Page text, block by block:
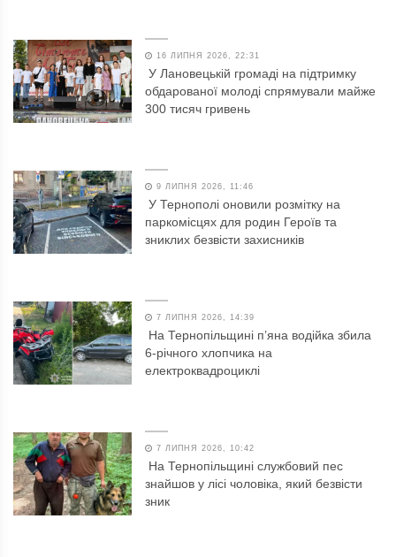
16 ЛИПНЯ 2026, 22:31
У Лановецькій громаді на підтримку
обдарованої молоді спрямували майже
300 тисяч гривень
9 ЛИПНЯ 2026, 11:46
У Тернополі оновили розмітку на
паркомісцях для родин Героїв та
зниклих безвісти захисників
7 ЛИПНЯ 2026, 14:39
На Тернопільщині п’яна водійка збила
6-річного хлопчика на
електроквадроциклі
7 ЛИПНЯ 2026, 10:42
На Тернопільщині службовий пес
знайшов у лісі чоловіка, який безвісти
зник